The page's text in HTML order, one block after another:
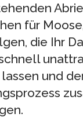
für
die Ihr
und